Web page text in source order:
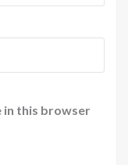
in this browser